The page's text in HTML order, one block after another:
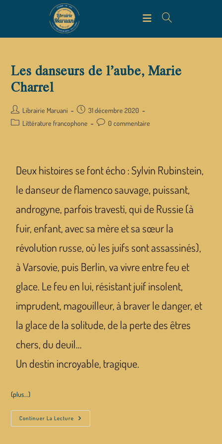
Les danseurs de l’aube, Marie
Charrel
Librairie Maruani
31 décembre 2020
Littérature francophone
0 commentaire
Deux histoires se font écho : Sylvin Rubinstein,
le danseur de flamenco sauvage, puissant,
androgyne, parfois travesti, qui de Russie (à
fuir, enfant, avec sa mère et sa sœur la
révolution russe, où les juifs sont assassinés),
à Varsovie, puis Berlin, va vivre entre feu et
glace. Le feu en lui, résistant juif insolent,
imprudent, magouilleur, à braver le danger, et
la glace de la solitude, de la perte des êtres
chers, du deuil…
Un destin incroyable, tragique.
(plus…)
Continuer La Lecture